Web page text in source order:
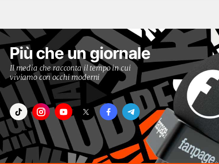
Più che un giornale
Il media che racconta il tempo in cui
viviamo con occhi moderni